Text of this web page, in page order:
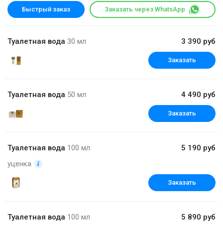
Быстрый заказ Заказать через WhatsApp
Туалетная вода 30 мл 3 390 руб
Заказать
Туалетная вода 50 мл 4 490 руб
Заказать
Туалетная вода 100 мл
уценка
5 190 руб
Заказать
Туалетная вода 100 мл 5 890 руб